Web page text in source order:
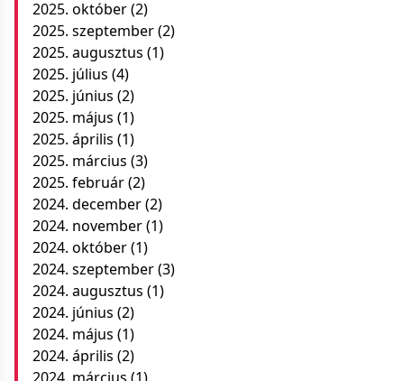
2025. október(2)
2025. szeptember(2)
2025. augusztus (1)
2025. július (4)
2025. június (2)
2025. május (1)
2025. április (1)
2025. március (3)
2025. február(2)
2024. december(2)
2024. november(1)
2024. október(1)
2024. szeptember(3)
2024. augusztus (1)
2024. június (2)
2024. május (1)
2024. április (2)